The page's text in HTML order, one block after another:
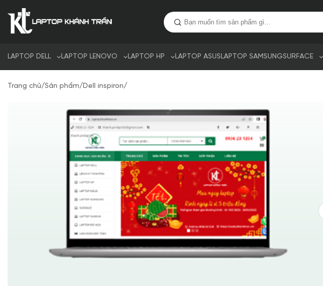
LAPTOP DELL LAPTOP LENOVO LAPTOP HP LAPTOP ASUSLAPTOP SAMSUNGSURFACE
Trang chủ/Sản phẩm/Dell inspiron/